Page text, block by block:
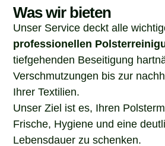
Was wir bieten
Unser Service deckt alle
professionellen
tiefgehenden Beseitigung
Verschmutzungen bis zur
Ihrer Textilien.
Unser Ziel ist es, Ihren
Frische, Hygiene und eine
Lebensdauer zu schenken.